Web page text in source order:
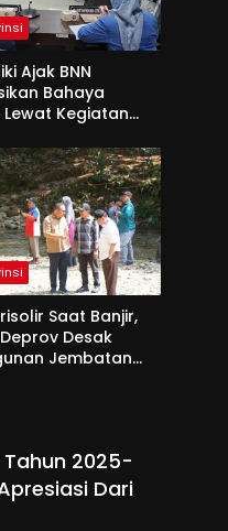
Ajak BNN
Bahaya
Kegiatan
Saat Banjir,
Desak
Jembatan
2025-
Dari